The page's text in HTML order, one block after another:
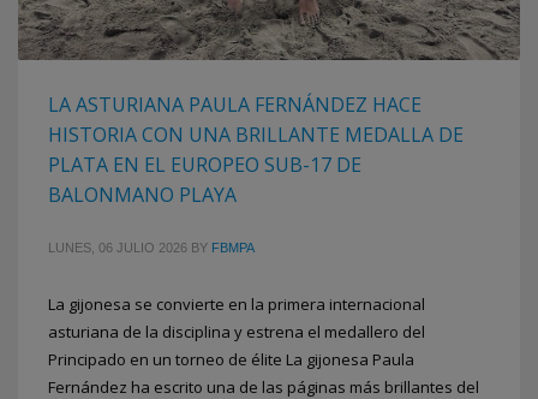
LA ASTURIANA PAULA FERNÁNDEZ HACE
HISTORIA CON UNA BRILLANTE MEDALLA DE
PLATA EN EL EUROPEO SUB-17 DE
BALONMANO PLAYA
LUNES, 06 JULIO 2026 BY FBMPA
La gijonesa se convierte en la primera internacional
asturiana de la disciplina y estrena el medallero del
Principado en un torneo de élite La gijonesa Paula
Fernández ha escrito una de las páginas más brillantes del